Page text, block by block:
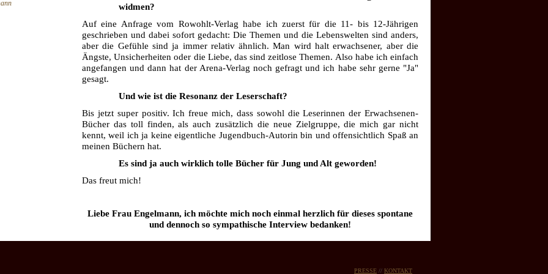
widmen?
Auf eine Anfrage vom Rowohlt-Verlag habe ich zuerst für die 11- bis 12-Jährigen
geschrieben und dabei sofort gedacht: Die Themen und die Lebenswelten sind anders,
aber die Gefühle sind ja immer relativ ähnlich. Man wird halt erwachsener, aber die
Ängste, Unsicherheiten oder die Liebe, das sind zeitlose Themen. Also habe ich einfach
angefangen und dann hat der Arena-Verlag noch gefragt und ich habe sehr gerne "Ja"
gesagt.
Und wie ist die Resonanz der Leserschaft?
Bis jetzt super positiv. Ich freue mich, dass sowohl die Leserinnen der Erwachsenen-
Bücher das toll finden, als auch zusätzlich die neue Zielgruppe, die mich gar nicht
kennt, weil ich ja keine eigentliche Jugendbuch-Autorin bin und offensichtlich Spaß an
meinen Büchern hat.
Es sind ja auch wirklich tolle Bücher für Jung und Alt geworden!
Das freut mich!
Liebe Frau Engelmann, ich möchte mich noch einmal herzlich für dieses spontane
und dennoch so sympathische Interview bedanken!
PRESSE // KONTAKT